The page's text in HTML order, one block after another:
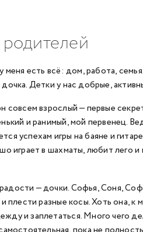
меня есть всё: дом, работа,
Детки у нас добрые,
совсем взрослый — первые
и ранимый, мой первенец.
успехам игры на баяне и
играет в шахматы, любит лего и
— дочки. Софья, Соня,
плести разные косы. Хоть она,
и заплетаться. Много чего